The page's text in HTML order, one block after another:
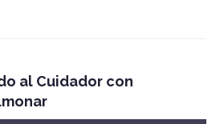
al Cuidador con